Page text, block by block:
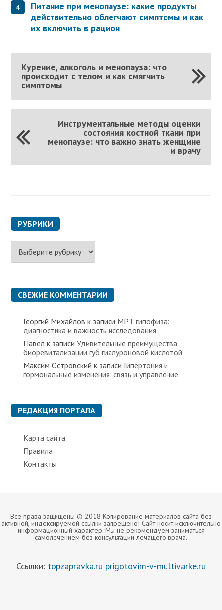
Питание при менопаузе: какие продукты
действительно облегчают симптомы и как
их включить в рацион
Курение, алкоголь и менопауза: что
происходит с телом и как смягчить
симптомы
Инструментальные методы оценки
состояния костной ткани при
менопаузе: что важно знать женщине
и врачу
РУБРИКИ
б
к
и СВЕЖИЕ КОММЕНТАРИИ
Георгий Михайлов к записи МРТ гипофиза:
диагностика и важность исследования
Павел к записиУдивительные преимущества
биоревитализации губ гиалуроновой кислотой
Максим Островский к записи Гипертония и
гормональные изменения: связь и управление
РЕДАКЦИЯ ПОРТАЛА
Карта сайта
Правила
Контакты
Все права защищены © 2018 Копирование материалов сайта без
активной, индексируемой ссылки запрещено! Сайт носит исключительно
информационный характер. Мы не рекомендуем заниматься
самолечением без консультации лечащего врача.
Ссылки: topzapravka.ru prigotovim-v-multivarke.ru